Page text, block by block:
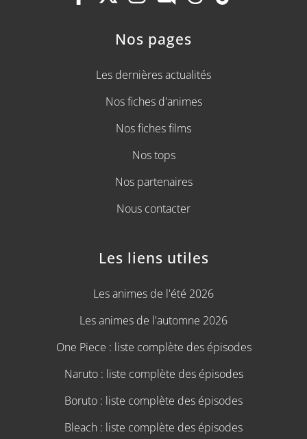
Nos pages
Les dernières actualités
Nos fiches d'animes
Nos fiches films
Nos tops
Nos partenaires
Nous contacter
Les liens utiles
Les animes de l'été 2026
Les animes de l'automne 2026
One Piece : liste complète des épisodes
Naruto : liste complète des épisodes
Boruto : liste complète des épisodes
Bleach : liste complète des épisodes